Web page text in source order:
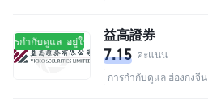
ารกำกับดูแล อยู่ในการกำกับดูแล
益高證券
7.15 คะแนน
การกำกับดูแล ฮ่องกงจีน